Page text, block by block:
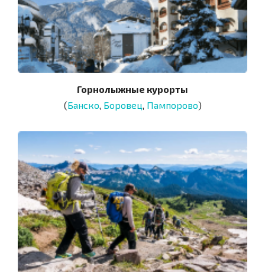
Горнолыжные курорты
(Банско, Боровец, Пампорово)